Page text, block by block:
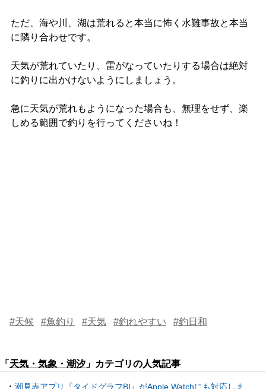
ただ、海や川、湖は荒れると本当に怖く水難事故と本当
に隣り合わせです。
天気が荒れていたり、雷がなっていたりする場合は絶対
に釣りに出かけないようにしましょう。
急に天気が荒れもようになった場合も、無理をせず、楽
しめる範囲で釣りを行ってくださいね！
#天候 #魚釣り #天気 #釣れやすい #釣日和
「 天気・気象・潮汐 」カテゴリの人気記事